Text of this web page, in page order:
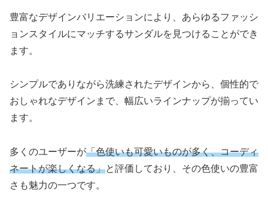
豊富なデザインバリエーションにより、あらゆるファッシ
ョンスタイルにマッチするサンダルを見つけることができ
ます。
シンプルでありながら洗練されたデザインから、個性的で
おしゃれなデザインまで、幅広いラインナップが揃ってい
ます。
多くのユーザーが「色使いも可愛いものが多く、コーディ
ネートが楽しくなる」と評価しており、その色使いの豊富
さも魅力の一つです。